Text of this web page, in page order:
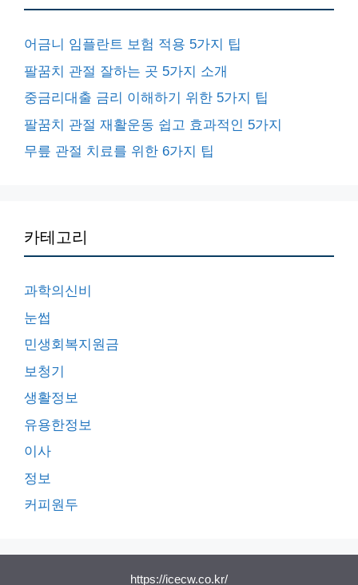
어금니 임플란트 보험 적용 5가지 팁
팔꿈치 관절 잘하는 곳 5가지 소개
중금리대출 금리 이해하기 위한 5가지 팁
팔꿈치 관절 재활운동 쉽고 효과적인 5가지
무릎 관절 치료를 위한 6가지 팁
카테고리
과학의신비
눈썹
민생회복지원금
보청기
생활정보
유용한정보
이사
정보
커피원두
https://icecw.co.kr/